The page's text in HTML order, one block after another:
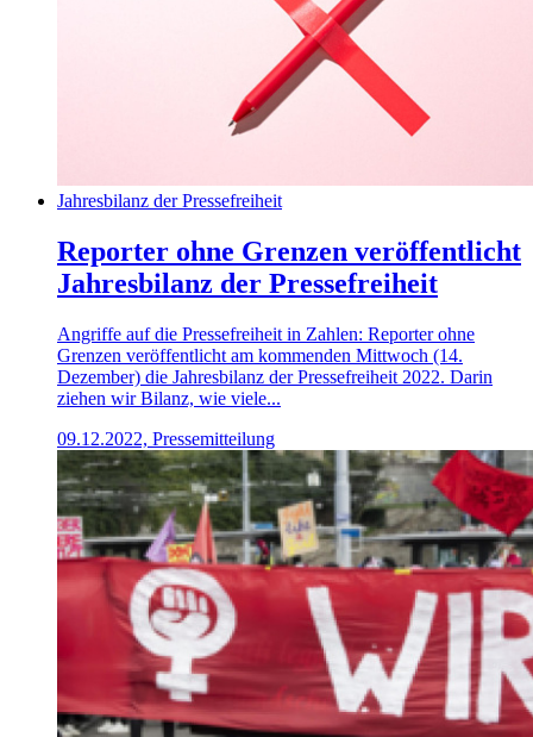
Jahresbilanz der Pressefreiheit
Reporter ohne Grenzen veröffentlicht
Jahresbilanz der Pressefreiheit
Angriffe auf die Pressefreiheit in Zahlen: Reporter ohne
Grenzen veröffentlicht am kommenden Mittwoch (14.
Dezember) die Jahresbilanz der Pressefreiheit 2022. Darin
ziehen wir Bilanz, wie viele...
09.12.2022, Pressemitteilung